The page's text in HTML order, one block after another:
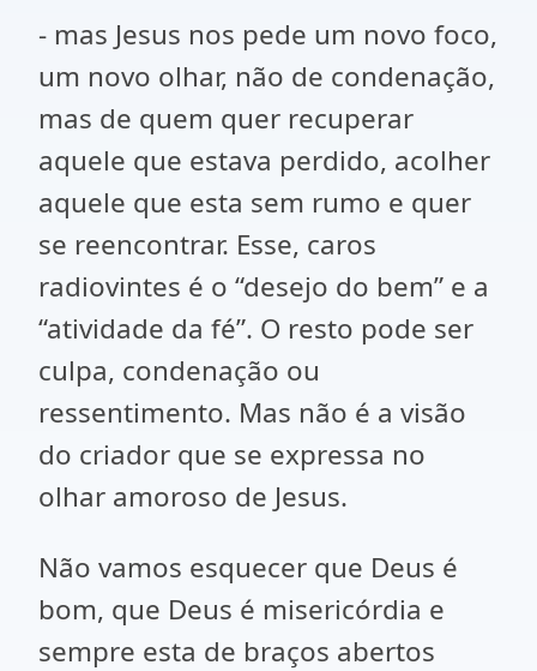
- mas Jesus nos pede um novo foco,
um novo olhar, não de condenação,
mas de quem quer recuperar
aquele que estava perdido, acolher
aquele que esta sem rumo e quer
se reencontrar. Esse, caros
radiovintes é o “desejo do bem” e a
“atividade da fé”. O resto pode ser
culpa, condenação ou
ressentimento. Mas não é a visão
do criador que se expressa no
olhar amoroso de Jesus.
Não vamos esquecer que Deus é
bom, que Deus é misericórdia e
sempre esta de braços abertos